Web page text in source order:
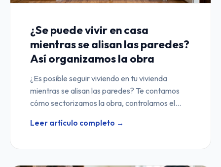
¿Se puede vivir en casa
mientras se alisan las paredes?
Así organizamos la obra
¿Es posible seguir viviendo en tu vivienda
mientras se alisan las paredes? Te contamos
cómo sectorizamos la obra, controlamos el
Leer artículo completo →